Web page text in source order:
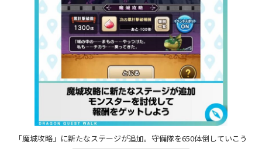
「魔城攻略」に新たなステージが追加。守備隊を650体倒していこう